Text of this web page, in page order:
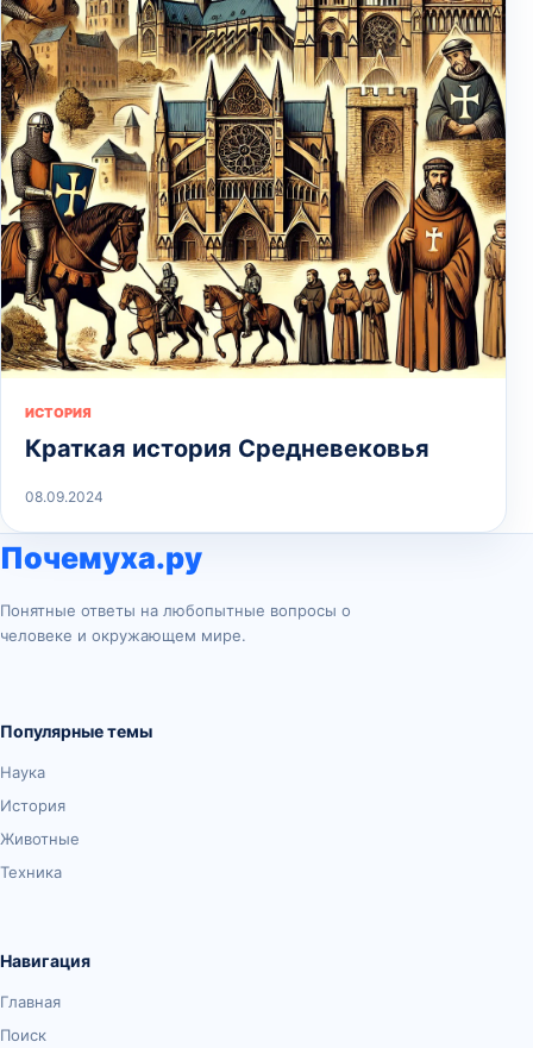
ИСТОРИЯ
Краткая история Средневековья
08.09.2024
Почемуха.ру
Понятные ответы на любопытные вопросы о
человеке и окружающем мире.
Популярные темы
Наука
История
Животные
Техника
Навигация
Главная
Поиск